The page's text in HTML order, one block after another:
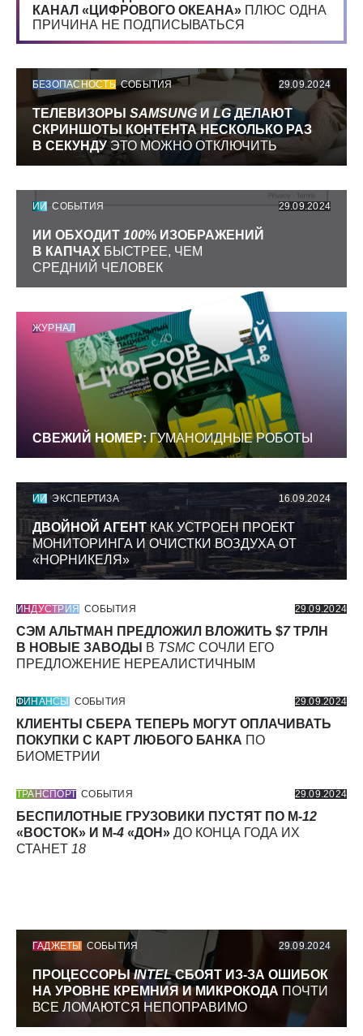
КАНАЛ «ЦИФРОВОГО ОКЕАНА» ПЛЮС ОДНА
ПРИЧИНА НЕ ПОДПИСЫВАТЬСЯ
БЕЗОПАСНОСТЬ СОБЫТИЯ 29.09.2024
ТЕЛЕВИЗОРЫ SAMSUNG И LGДЕЛАЮТ
СКРИНШОТЫ КОНТЕНТА НЕСКОЛЬКО РАЗ
В СЕКУНДУЭТО МОЖНО ОТКЛЮЧИТЬ
ИИ СОБЫТИЯ 29.09.2024
ИИ ОБХОДИТ 100% ИЗОБРАЖЕНИЙ
В КАПЧАХ БЫСТРЕЕ, ЧЕМ
СРЕДНИЙ ЧЕЛОВЕК
ЖУРНАЛ
СВЕЖИЙ НОМЕР: ГУМАНОИДНЫЕ РОБОТЫ
ИИ ЭКСПЕРТИЗА 16.09.2024
ДВОЙНОЙ АГЕНТКАК УСТРОЕН ПРОЕКТ
МОНИТОРИНГА И ОЧИСТКИ ВОЗДУХА ОТ
«НОРНИКЕЛЯ»
ИНДУСТРИЯ СОБЫТИЯ 29.09.2024
СЭМ АЛЬТМАН ПРЕДЛОЖИЛ ВЛОЖИТЬ $7ТРЛН
В НОВЫЕ ЗАВОДЫ
В TSMC СОЧЛИ ЕГО
ПРЕДЛОЖЕНИЕ НЕРЕАЛИСТИЧНЫМ
ФИНАНСЫ СОБЫТИЯ 29.09.2024
КЛИЕНТЫ СБЕРА ТЕПЕРЬ МОГУТ ОПЛАЧИВАТЬ
ПОКУПКИ С КАРТ ЛЮБОГО БАНКА ПО
БИОМЕТРИИ
ТРАНСПОРТ СОБЫТИЯ 29.09.2024
БЕСПИЛОТНЫЕ ГРУЗОВИКИ ПУСТЯТ ПО М-12
«ВОСТОК» И М-4 «ДОН» ДО КОНЦА ГОДА ИХ
СТАНЕТ 18
ГАДЖЕТЫ СОБЫТИЯ 29.09.2024
ПРОЦЕССОРЫINTELСБОЯТ ИЗ-ЗА ОШИБОК
НА УРОВНЕ КРЕМНИЯ И МИКРОКОДА ПОЧТИ
ВСЕ ЛОМАЮТСЯ НЕПОПРАВИМО